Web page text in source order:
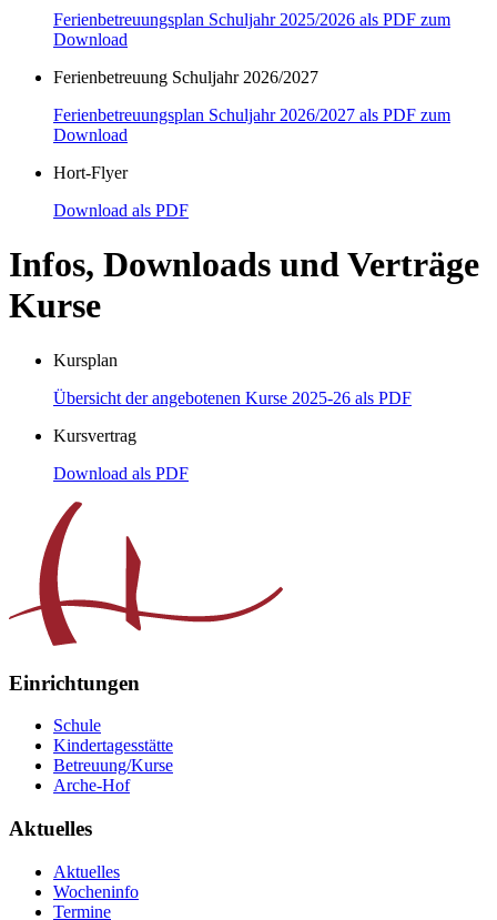
Ferienbetreuungsplan Schuljahr 2025/2026 als PDF zum
Download
Ferienbetreuung Schuljahr 2026/2027
Ferienbetreuungsplan Schuljahr 2026/2027 als PDF zum
Download
Hort-Flyer
Download als PDF
Infos, Downloads und Verträge
Kurse
Kursplan
Übersicht der angebotenen Kurse 2025-26 als PDF
Kursvertrag
Download als PDF
Einrichtungen
Schule
Kindertagesstätte
Betreuung/Kurse
Arche-Hof
Aktuelles
Aktuelles
Wocheninfo
Termine